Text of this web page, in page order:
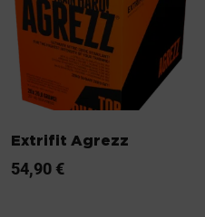
Extrifit Agrezz
54,90 €